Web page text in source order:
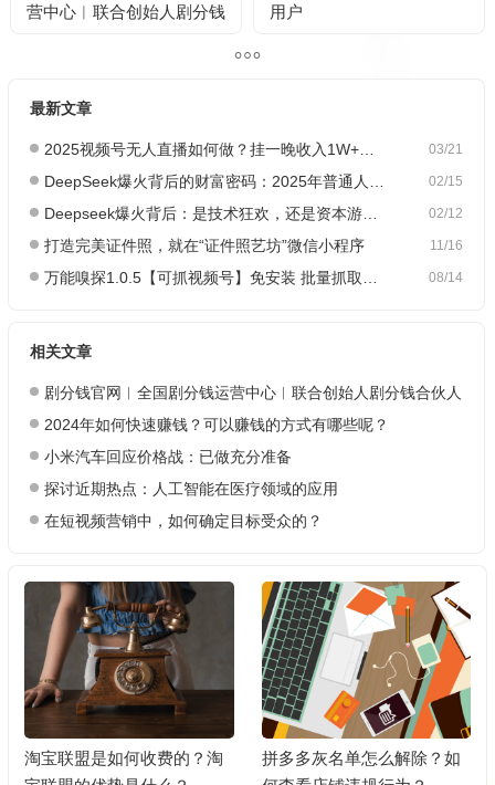
营中心︱联合创始人剧分钱
用户
最新文章
03/21
2025视频号无人直播如何做？挂一晚收入1W+，这份教程，小白可做~
02/15
DeepSeek爆火背后的财富密码：2025年普通人如何抓住AI创业风口？
02/12
Deepseek爆火背后：是技术狂欢，还是资本游戏？
11/16
打造完美证件照，就在“证件照艺坊”微信小程序
08/14
万能嗅探1.0.5【可抓视频号】免安装 批量抓取媒体文件
相关文章
剧分钱官网︱全国剧分钱运营中心︱联合创始人剧分钱合伙人
2024年如何快速赚钱？可以赚钱的方式有哪些呢？
小米汽车回应价格战：已做充分准备
探讨近期热点：人工智能在医疗领域的应用
在短视频营销中，如何确定目标受众的？
淘宝联盟是如何收费的？淘
拼多多灰名单怎么解除？如